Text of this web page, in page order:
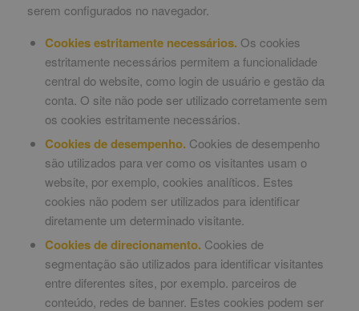
serem configurados no navegador.
Cookies estritamente necessários. Os cookies
estritamente necessários permitem a funcionalidade
central do website, como login de usuário e gestão da
conta. O site não pode ser utilizado corretamente sem
os cookies estritamente necessários.
Cookies de desempenho. Cookies de desempenho
são utilizados para ver como os visitantes usam o
website, por exemplo, cookies analíticos. Estes
cookies não podem ser utilizados para identificar
diretamente um determinado visitante.
Cookies de direcionamento. Cookies de
segmentação são utilizados para identificar visitantes
entre diferentes sites, por exemplo. parceiros de
conteúdo, redes de banner. Estes cookies podem ser